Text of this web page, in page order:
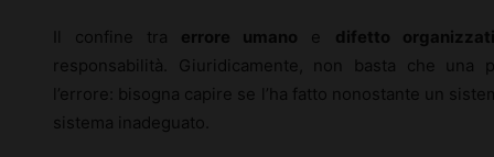
Il confine tra errore umano e difetto
responsabilità. Giuridicamente, non basta che una
l’errore: bisogna capire se l’ha fatto nonostante un
sistema inadeguato.